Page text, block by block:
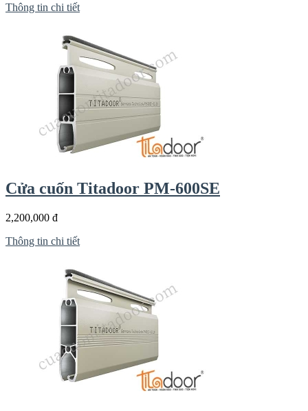
Thông tin chi tiết
Cửa cuốn Titadoor PM-600SE
2,200,000 đ
Thông tin chi tiết